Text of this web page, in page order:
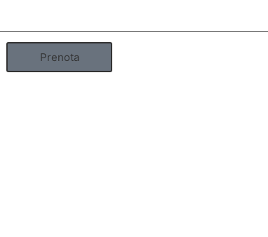
Prenota